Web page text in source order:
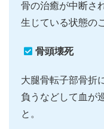
骨の治癒が中断さ
生じている状態の
骨頭壊死
大腿骨転子部骨折
負うなどして血が
と。